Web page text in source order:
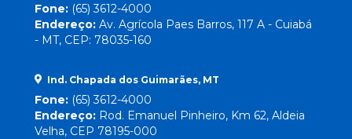
Fone: (65) 3612-4000
Endereço: Av. Agrícola Paes Barros, 117 A - Cuiabá
- MT, CEP: 78035-160
Ind. Chapada dos Guimarães, MT
Fone: (65) 3612-4000
Endereço: Rod. Emanuel Pinheiro, Km 62, Aldeia
Velha, CEP 78195-000